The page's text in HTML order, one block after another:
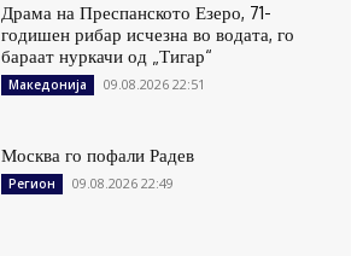
Драма на Преспанското Езеро, 71-
годишен рибар исчезна во водата, го
бараат нуркачи од „Тигар“
Македонија 09.08.2026 22:51
Москва го пофали Радев
Регион 09.08.2026 22:49